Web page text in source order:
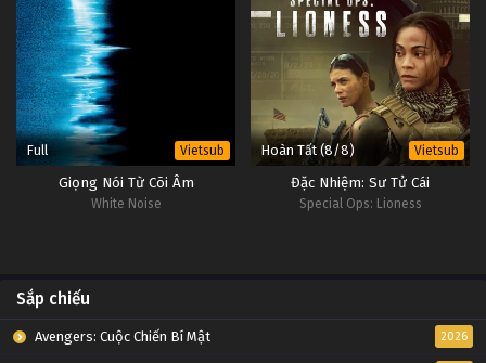
Full Vietsub
Giọng Nói Từ Cõi Âm
White Noise
Hoàn Tất (8/8) Vietsub
Đặc Nhiệm: Sư Tử Cái
Special Ops: Lioness
Sắp chiếu
Avengers: Cuộc Chiến Bí Mật 2026